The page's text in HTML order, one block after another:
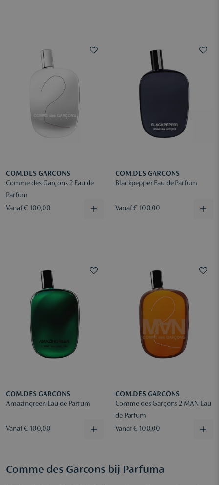
COM.DES GARCONS
Comme des Garçons 2 Eau de
Parfum
Vanaf € 100,00
COM.DES GARCONS
Blackpepper Eau de Parfum
Vanaf € 100,00
COM.DES GARCONS
Amazingreen Eau de Parfum
Vanaf € 100,00
COM.DES GARCONS
Comme des Garçons 2 MAN Eau
de Parfum
Vanaf € 100,00
Comme des Garcons bij Parfuma